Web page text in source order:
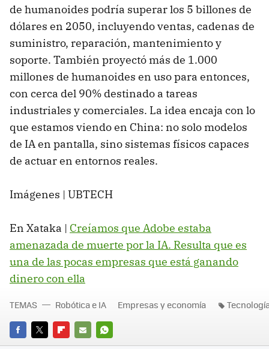
de humanoides podría superar los 5 billones de
dólares en 2050, incluyendo ventas, cadenas de
suministro, reparación, mantenimiento y
soporte. También proyectó más de 1.000
millones de humanoides en uso para entonces,
con cerca del 90% destinado a tareas
industriales y comerciales. La idea encaja con lo
que estamos viendo en China: no solo modelos
de IA en pantalla, sino sistemas físicos capaces
de actuar en entornos reales.
Imágenes | UBTECH
En Xataka | Creíamos que Adobe estaba
amenazada de muerte por la IA. Resulta que es
una de las pocas empresas que está ganando
dinero con ella
FACEBOOK
TWITTERFLIPBOARD
E-
WHATSAPP
TEMAS Robótica e IA Empresas y economía